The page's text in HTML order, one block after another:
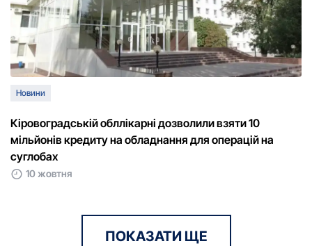
Новини
Кіровоградській обллікарні дозволили взяти 10
мільйонів кредиту на обладнання для операцій на
суглобах
10 жовтня
ПОКАЗАТИ ЩЕ